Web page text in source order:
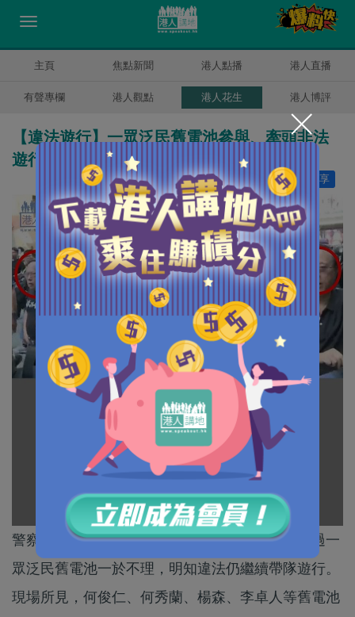
主頁 焦點新聞 港人點播 港人直播
有聲專欄 港人觀點 港人花生 港人博評
【違法遊行】一眾泛民舊電池參與、牽頭非法
遊行
分享
讚好 13
警察昨日已經就銅鑼灣遊行發出反對通知書，不過一
眾泛民舊電池一於不理，明知違法仍繼續帶隊遊行。
現場所見，何俊仁、何秀蘭、楊森、李卓人等舊電池